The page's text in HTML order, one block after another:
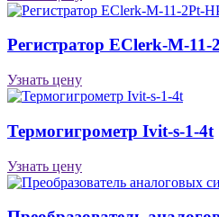
Регистратор EClerk-M-
Узнать цену
Термогигрометр Ivit-s-1-4t
Узнать цену